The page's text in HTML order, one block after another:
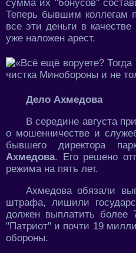
сумма их "бонусов"
Теперь бывшим коллегам
все эти деньги в
уже наложен арест.
Дело Ахмедова
В середине августа
о мошенничестве и
бывшего директора
Ахмедова. Его решено
режима на пять лет.
Ахмедова обязали
штрафа, лишили
должен выплатить более
"Патриот" и почти 19
обороны.